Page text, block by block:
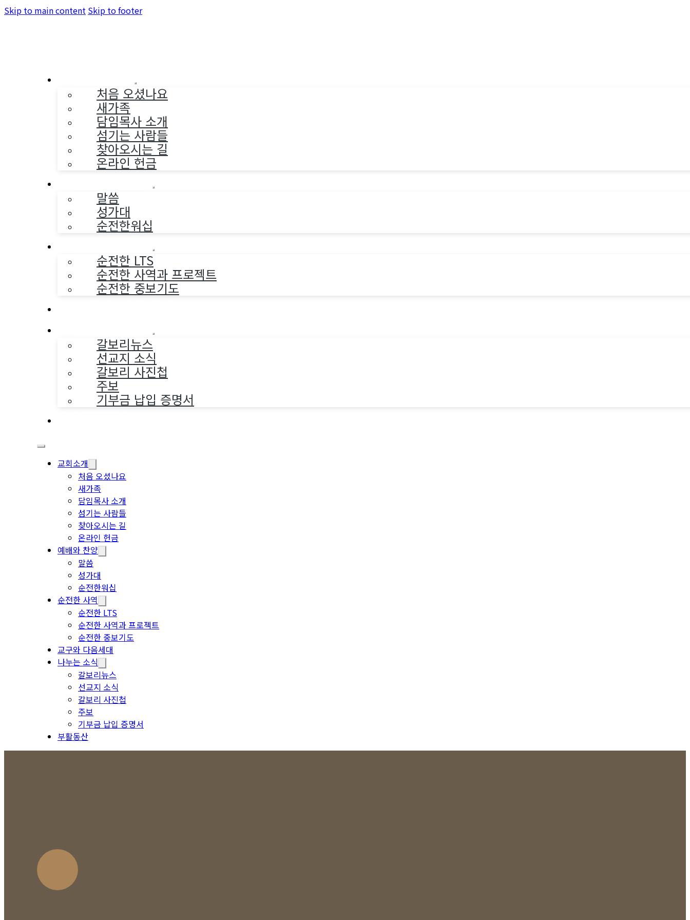
Skip to main content Skip to footer
처음 오셨나요
새가족
담임목사 소개
섬기는 사람들
찾아오시는 길
온라인 헌금
말씀
성가대
순전한워십
순전한 LTS
순전한 사역과 프로젝트
순전한 중보기도
갈보리뉴스
선교지 소식
갈보리 사진첩
주보
기부금 납입 증명서
교회소개
처음 오셨나요
새가족
담임목사 소개
섬기는 사람들
찾아오시는 길
온라인 헌금
예배와 찬양
말씀
성가대
순전한워십
순전한 사역
순전한 LTS
순전한 사역과 프로젝트
순전한 중보기도
교구와 다음세대
나누는 소식
갈보리뉴스
선교지 소식
갈보리 사진첩
주보
기부금 납입 증명서
부활동산